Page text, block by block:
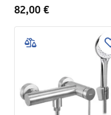
82,00 €